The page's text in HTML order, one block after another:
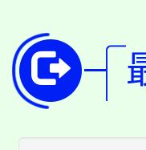
開!
115年
田徑
桃園
視費